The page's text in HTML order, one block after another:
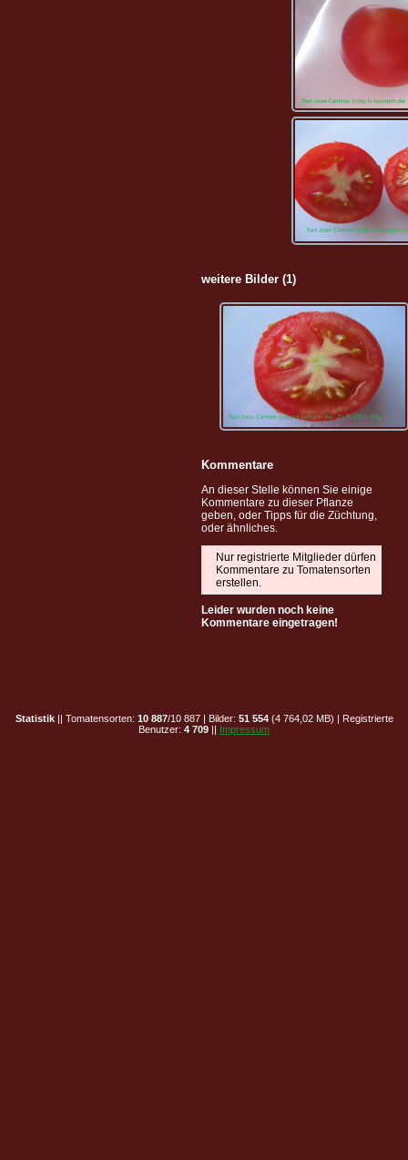
weitere Bilder (1)
Kommentare
An dieser Stelle können Sie einige
Kommentare zu dieser Pflanze
geben, oder Tipps für die Züchtung,
oder ähnliches.
Nur registrierte Mitglieder dürfen
Kommentare zu Tomatensorten
erstellen.
Leider wurden noch keine
Kommentare eingetragen!
Statistik|| Tomatensorten: 10 887/10 887 | Bilder: 51 554(4 764,02 MB) | Registrierte
Benutzer: 4 709 || Impressum